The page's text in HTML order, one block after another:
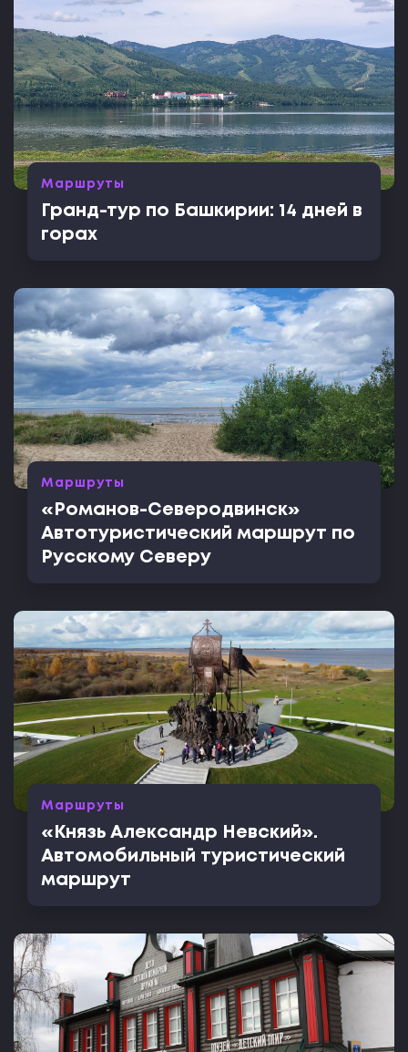
Маршруты
Гранд-тур по Башкирии: 14 дней в
горах
Маршруты
«Романов-Северодвинск»
Автотуристический маршрут по
Русскому Северу
Маршруты
«Князь Александр Невский».
Автомобильный туристический
маршрут